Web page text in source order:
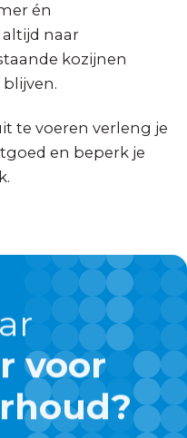
én
altijd naar
kozijnen
te voeren verleng je
en beperk je
voor